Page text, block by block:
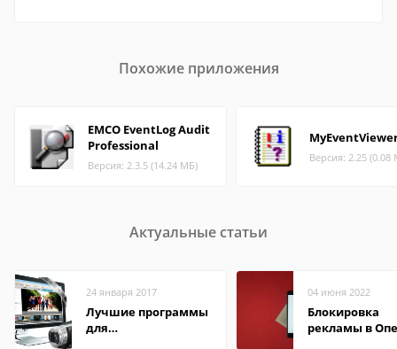
Похожие приложения
EMCO EventLog Audit
Professional
Версия: 2.3.5 (14.24 МБ)
Версия: 2.25 (0.08
Актуальные статьи
24 января 2017
Лучшие программы
для
04 июня 2022
Блокировка
рекламы в